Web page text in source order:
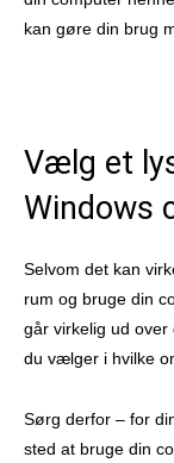
kan gøre din brug
Vælg et
Windows
Selvom det kan
rum og bruge din
går virkelig ud
du vælger i hvilke
Sørg derfor – for
sted at bruge din